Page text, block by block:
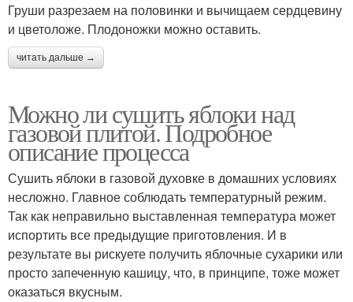
Груши разрезаем на половинки и вычищаем сердцевину
и цветоложе. Плодоножки можно оставить.
читать дальше →
Можно ли сушить яблоки над
газовой плитой. Подробное
описание процесса
Сушить яблоки в газовой духовке в домашних условиях
несложно. Главное соблюдать температурный режим.
Так как неправильно выставленная температура может
испортить все предыдущие приготовления. И в
результате вы рискуете получить яблочные сухарики или
просто запеченную кашицу, что, в принципе, тоже может
оказаться вкусным.